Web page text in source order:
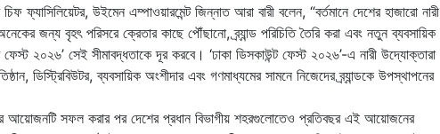
ফ্যাসিলিয়েটর, উইমেন এম্পাওয়ারমেন্ট জিন্নাত আরা বারী বলেন, “বর্তমানে দেশের হাজারো নারী
জন্য বৃহৎ পরিসরে ক্রেতার কাছে পৌঁছানো, ব্র্যান্ড পরিচিতি তৈরি করা এবং নতুন ব্যবসায়িক
২০২৬’ সেই সীমাবদ্ধতাকে দূর করবে। ‘ঢাকা ডিসকাউন্ট ফেস্ট ২০২৬’-এ নারী উদ্যোক্তারা
ডিস্ট্রিবিউটর, ব্যবসায়িক অংশীদার এবং গণমাধ্যমের সামনে নিজেদের ব্র্যান্ডকে উপস্থাপনের
আয়োজনটি সফল করার পর দেশের প্রধান বিভাগীয় শহরগুলোতেও প্রতিবছর এই আয়োজনের